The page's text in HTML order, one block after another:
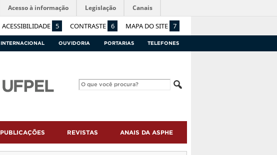
ACESSIBILIDADE 5 CONTRASTE 6 MAPA DO SITE 7
Acesso à informação Legislação Canais
INTERNACIONAL OUVIDORIA PORTARIAS TELEFONES
PUBLICAÇÕES REVISTAS ANAIS DA ASPHE